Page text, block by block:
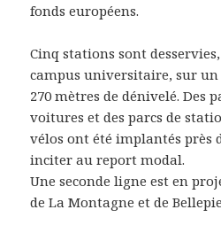
fonds européens.
Cinq stations sont
campus universitaire, sur
270 mètres de dénivelé. Des
voitures et des parcs de
vélos ont été implantés près
inciter au report modal.
Une seconde ligne est en
de La Montagne et de